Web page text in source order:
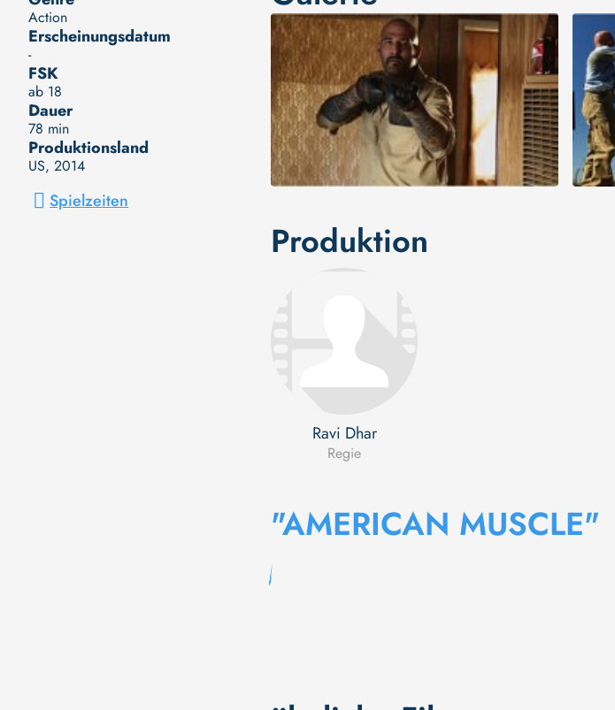
Action
Erscheinungsdatum
-
FSK
ab 18
Dauer
78 min
Produktionsland
US, 2014
Spielzeiten
Produktion
Ravi Dhar
Regie
"AMERICAN MUSCLE"